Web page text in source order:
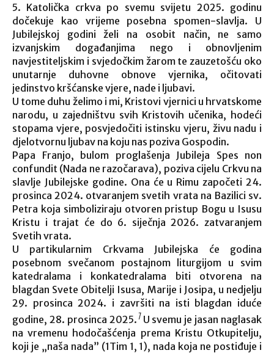
5. Katolička crkva po svemu svijetu 2025. godinu
dočekuje kao vrijeme posebna spomen-slavlja. U
Jubilejskoj godini želi na osobit način, ne samo
izvanjskim događanjima nego i obnovljenim
navjestiteljskim i svjedočkim žarom te zauzetošću oko
unutarnje duhovne obnove vjernika, očitovati
jedinstvo kršćanske vjere, nade i ljubavi.
U tome duhu želimo i mi, Kristovi vjernici u hrvatskome
narodu, u zajedništvu svih Kristovih učenika, hodeći
stopama vjere, posvjedočiti istinsku vjeru, živu nadu i
djelotvornu ljubav na koju nas poziva Gospodin.
Papa Franjo, bulom proglašenja Jubileja Spes non
confundit (Nada ne razočarava), poziva cijelu Crkvu na
slavlje Jubilejske godine. Ona će u Rimu započeti 24.
prosinca 2024. otvaranjem svetih vrata na Bazilici sv.
Petra koja simboliziraju otvoren pristup Bogu u Isusu
Kristu i trajat će do 6. siječnja 2026. zatvaranjem
Svetih vrata.
U partikularnim Crkvama Jubilejska će godina
posebnom svečanom postajnom liturgijom u svim
katedralama i konkatedralama biti otvorena na
blagdan Svete Obitelji Isusa, Marije i Josipa, u nedjelju
29. prosinca 2024. i završiti na isti blagdan iduće
godine, 28. prosinca 2025.1U svemu je jasan naglasak
na vremenu hodočašćenja prema Kristu Otkupitelju,
koji je „naša nada” (1Tim 1, 1), nada koja ne postiđuje i